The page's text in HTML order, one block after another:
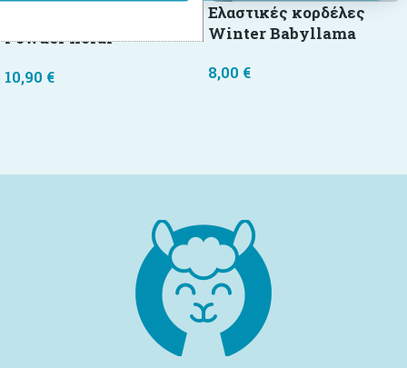
Powder floral
10,90 €
Ελαστικές κορδέλες
Winter Babyllama
8,00 €